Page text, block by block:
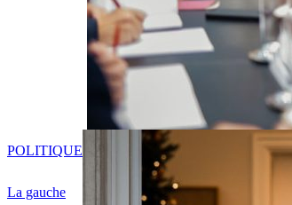
La gauche
POLITIQUE